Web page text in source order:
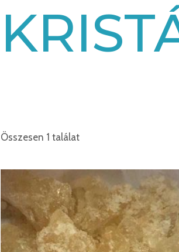
Összesen 1 találat
Ártartomány:
€215.00
€2,500.00